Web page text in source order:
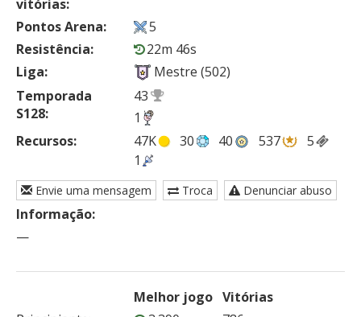
vitórias:
Pontos Arena:
5
Resistência:
22m 46s
Liga:
Mestre (502)
Temporada
S128:
43
1
Recursos:
47K 30 40 537
5
1
Envie uma mensagem Troca Denunciar abuso
Informação:
—
Melhor jogo Vitórias